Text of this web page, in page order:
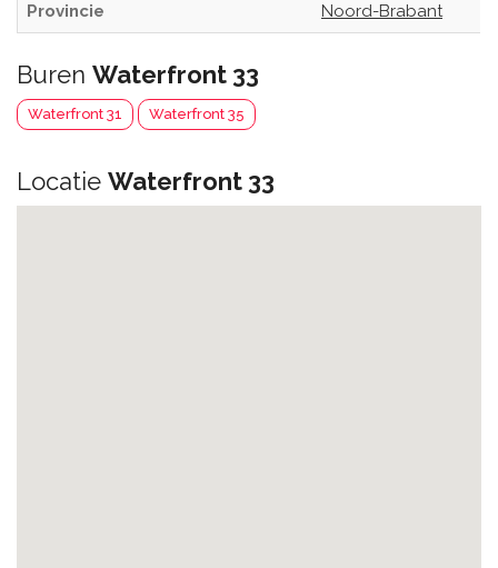
Provincie Noord-Brabant
Buren Waterfront 33
Waterfront 31 Waterfront 35
Locatie Waterfront 33